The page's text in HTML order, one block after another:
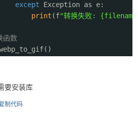
except
Exception as e:
print (f"转换失败:
函数
要安装库
制代码